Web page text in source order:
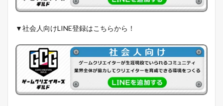
▼社会人向けLINE登録はこちらから！